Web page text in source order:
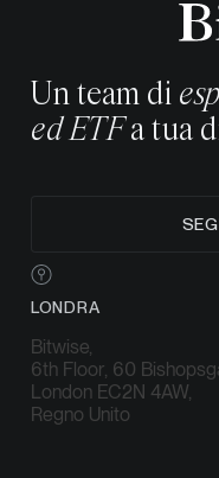
Un team di
ed ETFa tua
LONDRA
Bitwise,
6th Floor, 60
London EC2N 4AW,
Regno Unito